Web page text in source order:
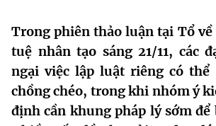
Chức năng nhiệm vụ
Cơ cấu tổ chức
Lịch sử phát triển
Tin tức sự kiện
Khoa học và Công nghệ
Đổi mới sáng tạo
Dịch vụ công
Hệ thống văn bản
Trong phiên thảo luận tại Tổ
tuệ nhân tạo sáng 21/11, các
ngại việc lập luật riêng có
chồng chéo, trong khi nhóm ý
định cần khung pháp lý sớm